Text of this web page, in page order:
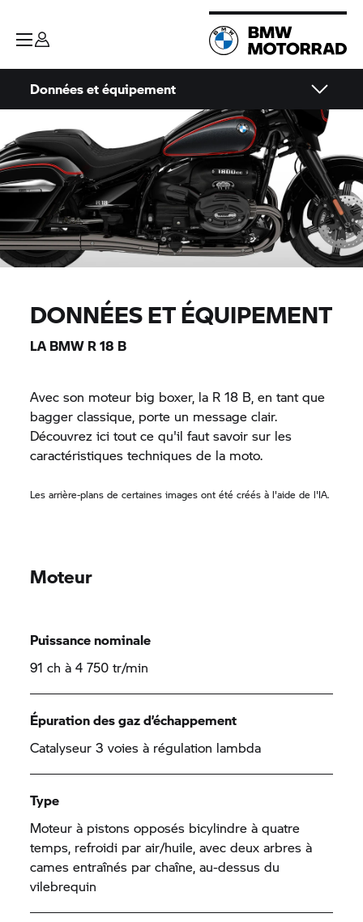
Données et équipement
DONNÉES ET ÉQUIPEMENT
LA BMW R 18 B
Avec son moteur big boxer, la R 18 B, en tant que
bagger classique, porte un message clair.
Découvrez ici tout ce qu'il faut savoir sur les
caractéristiques techniques de la moto.
Les arrière-plans de certaines images ont été créés à l'aide de l'IA.
Moteur
Puissance nominale
91 ch à 4 750 tr/min
Épuration des gaz d’échappement
Catalyseur 3 voies à régulation lambda
Type
Moteur à pistons opposés bicylindre à quatre
temps, refroidi par air/huile, avec deux arbres à
cames entraînés par chaîne, au-dessus du
vilebrequin